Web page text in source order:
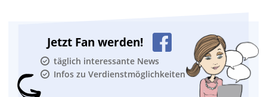
Jetzt Fan werden!
täglich interessante News
Infos zu Verdienstmöglichkeiten